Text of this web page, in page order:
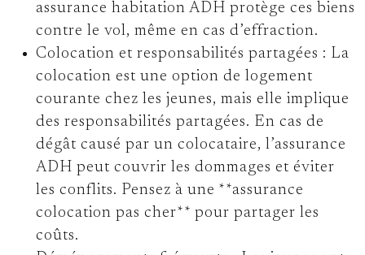
assurance habitation ADH protège ces biens
contre le vol, même en cas d’effraction.
Colocation et responsabilités partagées : La
colocation est une option de logement
courante chez les jeunes, mais elle implique
des responsabilités partagées. En cas de
dégât causé par un colocataire, l’assurance
ADH peut couvrir les dommages et éviter
les conflits. Pensez à une **assurance
colocation pas cher** pour partager les
coûts.